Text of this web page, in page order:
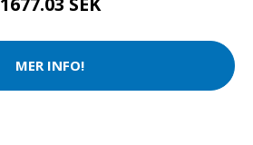
MER INFO!